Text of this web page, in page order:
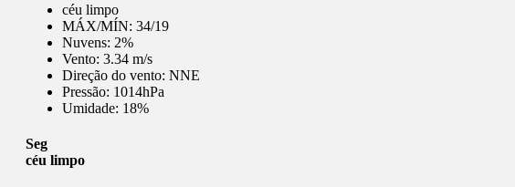
céu limpo
MÁX/MÍN: 34/19
Nuvens: 2%
Vento: 3.34 m/s
Direção do vento: NNE
Pressão: 1014hPa
Umidade: 18%
Seg
céu limpo